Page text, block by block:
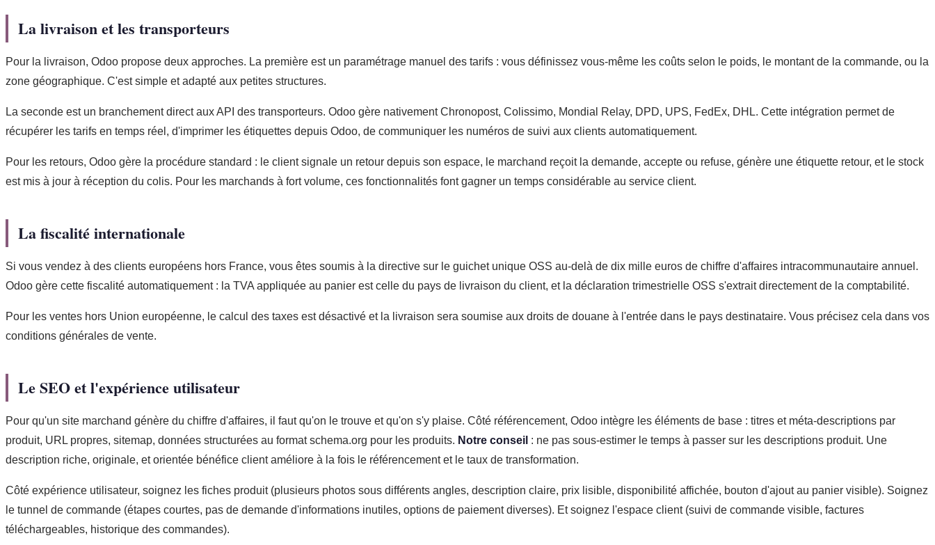
La livraison et les transporteurs
Pour la livraison, Odoo propose deux approches. La première est un paramétrage manuel des tarifs : vous définissez vous-même les coûts selon le poids, le montant de la commande, ou la
zone géographique. C'est simple et adapté aux petites structures.
La seconde est un branchement direct aux API des transporteurs. Odoo gère nativement Chronopost, Colissimo, Mondial Relay, DPD, UPS, FedEx, DHL. Cette intégration permet de
récupérer les tarifs en temps réel, d'imprimer les étiquettes depuis Odoo, de communiquer les numéros de suivi aux clients automatiquement.
Pour les retours, Odoo gère la procédure standard : le client signale un retour depuis son espace, le marchand reçoit la demande, accepte ou refuse, génère une étiquette retour, et le stock
est mis à jour à réception du colis. Pour les marchands à fort volume, ces fonctionnalités font gagner un temps considérable au service client.
La fiscalité internationale
Si vous vendez à des clients européens hors France, vous êtes soumis à la directive sur le guichet unique OSS au-delà de dix mille euros de chiffre d'affaires intracommunautaire annuel.
Odoo gère cette fiscalité automatiquement : la TVA appliquée au panier est celle du pays de livraison du client, et la déclaration trimestrielle OSS s'extrait directement de la comptabilité.
Pour les ventes hors Union européenne, le calcul des taxes est désactivé et la livraison sera soumise aux droits de douane à l'entrée dans le pays destinataire. Vous précisez cela dans vos
conditions générales de vente.
Le SEO et l'expérience utilisateur
Pour qu'un site marchand génère du chiffre d'affaires, il faut qu'on le trouve et qu'on s'y plaise. Côté référencement, Odoo intègre les éléments de base : titres et méta-descriptions par
produit, URL propres, sitemap, données structurées au format schema.org pour les produits. Notre conseil : ne pas sous-estimer le temps à passer sur les descriptions produit. Une
description riche, originale, et orientée bénéfice client améliore à la fois le référencement et le taux de transformation.
Côté expérience utilisateur, soignez les fiches produit (plusieurs photos sous différents angles, description claire, prix lisible, disponibilité affichée, bouton d'ajout au panier visible). Soignez
le tunnel de commande (étapes courtes, pas de demande d'informations inutiles, options de paiement diverses). Et soignez l'espace client (suivi de commande visible, factures
téléchargeables, historique des commandes).